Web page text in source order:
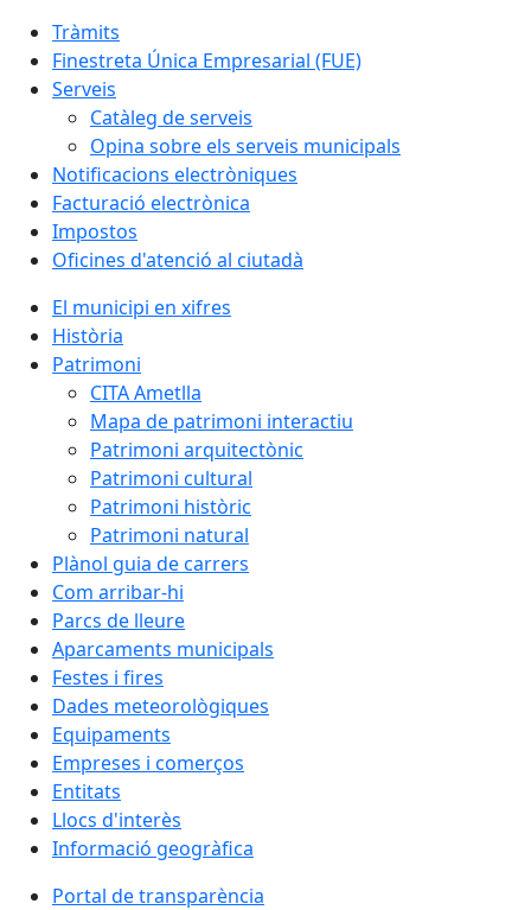
Tràmits
Finestreta Única Empresarial (FUE)
Serveis
Catàleg de serveis
Opina sobre els serveis municipals
Notificacions electròniques
Facturació electrònica
Impostos
Oficines d'atenció al ciutadà
El municipi en xifres
Història
Patrimoni
CITA Ametlla
Mapa de patrimoni interactiu
Patrimoni arquitectònic
Patrimoni cultural
Patrimoni històric
Patrimoni natural
Plànol guia de carrers
Com arribar-hi
Parcs de lleure
Aparcaments municipals
Festes i fires
Dades meteorològiques
Equipaments
Empreses i comerços
Entitats
Llocs d'interès
Informació geogràfica
Portal de transparència